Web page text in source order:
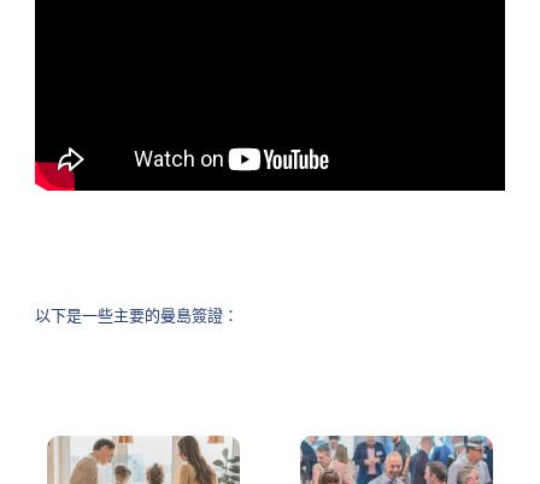
以下是一些主要的曼島簽證：